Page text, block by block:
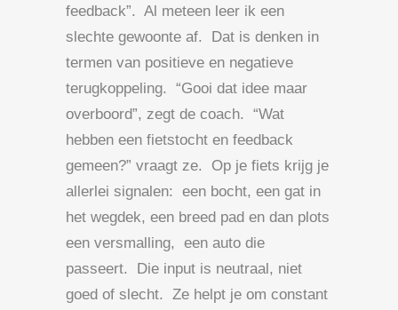
feedback”. Al meteen leer ik een
slechte gewoonte af. Dat is denken in
termen van positieve en negatieve
terugkoppeling. “Gooi dat idee maar
overboord”, zegt de coach. “Wat
hebben een fietstocht en feedback
gemeen?” vraagt ze. Op je fiets krijg je
allerlei signalen: een bocht, een gat in
het wegdek, een breed pad en dan plots
een versmalling, een auto die
passeert. Die input is neutraal, niet
goed of slecht. Ze helpt je om constant